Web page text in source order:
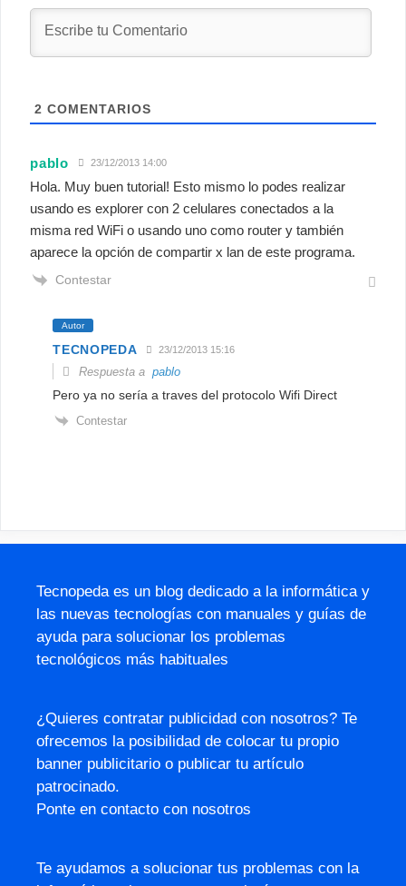
2 COMENTARIOS
pablo 23/12/2013 14:00
Hola. Muy buen tutorial! Esto mismo lo podes realizar
usando es explorer con 2 celulares conectados a la
misma red WiFi o usando uno como router y también
aparece la opción de compartir x lan de este programa.
Contestar
Autor
TECNOPEDA 23/12/2013 15:16
Respuesta apablo
Pero ya no sería a traves del protocolo Wifi Direct
Contestar
Tecnopeda es un blog dedicado a la informática y
las nuevas tecnologías con manuales y guías de
ayuda para solucionar los problemas
tecnológicos más habituales
¿Quieres contratar publicidad con nosotros? Te
ofrecemos la posibilidad de colocar tu propio
banner publicitario o publicar tu artículo
patrocinado.
Ponte en contacto con nosotros
Te ayudamos a solucionar tus problemas con la